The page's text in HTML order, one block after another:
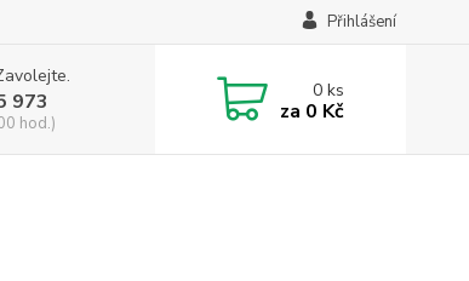
Přihlášení
973
hod.)
0ks
za 0 Kč